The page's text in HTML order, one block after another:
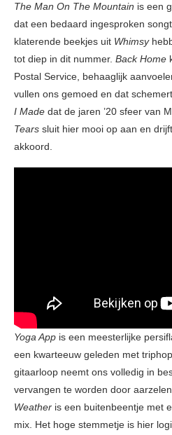
The Man On The Mountain is een
dat een bedaard ingesproken
klaterende beekjes uit Whimsy
tot diep in dit nummer. Back Home
Postal Service, behaaglijk
vullen ons gemoed en dat
I Made dat de jaren ’20 sfeer van
Tears sluit hier mooi op aan en
akkoord.
Yoga App is een meesterlijke
een kwarteeuw geleden met
gitaarloop neemt ons volledig in
vervangen te worden door
Weather is een buitenbeentje met
mix. Het hoge stemmetje is hier